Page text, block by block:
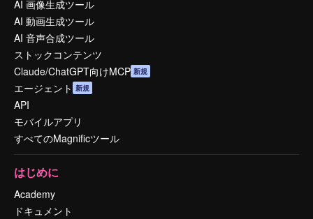
AI 画像生成ツール
AI 動画生成ツール
AI 音声合成ツール
ストックコンテンツ
Claude/ChatGPT向けMCP 新規
エージェント 新規
API
モバイルアプリ
すべてのMagnificツール
はじめに
Academy
ドキュメント